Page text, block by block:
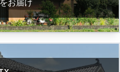
お届け